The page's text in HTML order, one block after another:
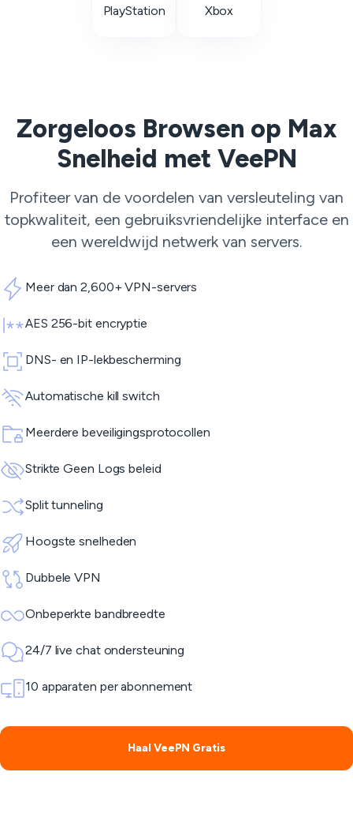
PlayStation Xbox
Zorgeloos Browsen op Max
Snelheid met VeePN
Profiteer van de voordelen van versleuteling van
topkwaliteit, een gebruiksvriendelijke interface en
een wereldwijd netwerk van servers.
Meer dan 2,600+ VPN-servers
AES 256-bit encryptie
DNS- en IP-lekbescherming
Automatische kill switch
Meerdere beveiligingsprotocollen
Strikte Geen Logs beleid
Split tunneling
Hoogste snelheden
Dubbele VPN
Onbeperkte bandbreedte
24/7 live chat ondersteuning
10 apparaten per abonnement
Haal VeePN Gratis